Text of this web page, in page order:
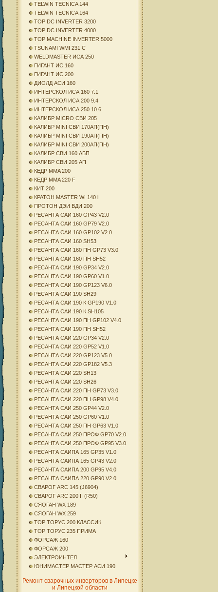
TELWIN TECNICA 144
TELWIN TECNICA 164
TOP DC INVERTER 3200
TOP DC INVERTER 4000
TOP MACHINE INVERTER 5000
TSUNAMI WMI 231 C
WELDMASTER ИСА 250
ГИГАНТ ИС 160
ГИГАНТ ИС 200
ДИОЛД АСИ 160
ИНТЕРСКОЛ ИСА 160 7.1
ИНТЕРСКОЛ ИСА 200 9.4
ИНТЕРСКОЛ ИСА 250 10.6
КАЛИБР MICRO СВИ 205
КАЛИБР MINI СВИ 170АП(ПН)
КАЛИБР MINI СВИ 190АП(ПН)
КАЛИБР MINI СВИ 200АП(ПН)
КАЛИБР СВИ 160 АБП
КАЛИБР СВИ 205 АП
КЕДР MMA 200
КЕДР MMA 220 F
КИТ 200
КРАТОН MASTER WI 140 i
ПРОТОН ДЭИ ВДИ 200
РЕСАНТА САИ 160 GP43 V2.0
РЕСАНТА САИ 160 GP79 V2.0
РЕСАНТА САИ 160 GP102 V2.0
РЕСАНТА САИ 160 SH53
РЕСАНТА САИ 160 ПН GP73 V3.0
РЕСАНТА САИ 160 ПН SH52
РЕСАНТА САИ 190 GP34 V2.0
РЕСАНТА САИ 190 GP60 V1.0
РЕСАНТА САИ 190 GP123 V6.0
РЕСАНТА САИ 190 SH29
РЕСАНТА САИ 190 К GP190 V1.0
РЕСАНТА САИ 190 К SH105
РЕСАНТА САИ 190 ПН GP102 V4.0
РЕСАНТА САИ 190 ПН SH52
РЕСАНТА САИ 220 GP34 V2.0
РЕСАНТА САИ 220 GP52 V1.0
РЕСАНТА САИ 220 GP123 V5.0
РЕСАНТА САИ 220 GP182 V5.3
РЕСАНТА САИ 220 SH13
РЕСАНТА САИ 220 SH26
РЕСАНТА САИ 220 ПН GP73 V3.0
РЕСАНТА САИ 220 ПН GP98 V4.0
РЕСАНТА САИ 250 GP44 V2.0
РЕСАНТА САИ 250 GP60 V1.0
РЕСАНТА САИ 250 ПН GP63 V1.0
РЕСАНТА САИ 250 ПРОФ GP70 V2.0
РЕСАНТА САИ 250 ПРОФ GP95 V3.0
РЕСАНТА САИПА 165 GP35 V1.0
РЕСАНТА САИПА 165 GP43 V2.0
РЕСАНТА САИПА 200 GP95 V4.0
РЕСАНТА САИПА 220 GP90 V2.0
СВАРОГ ARC 145 (J6904)
СВАРОГ ARC 200 II (R50)
СЯОГАН WX 189
СЯОГАН WX 259
ТОР ТОРУС 200 КЛАССИК
ТОР ТОРУС 235 ПРИМА
ФОРСАЖ 160
ФОРСАЖ 200
ЭЛЕКТРОИНТЕЛ
ЮНИМАСТЕР МАСТЕР АСИ 190
Ремонт сварочных инверторов в Липецке
и Липецкой области